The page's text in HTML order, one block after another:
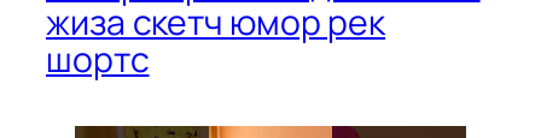
жиза скетч юмор рек
шортс